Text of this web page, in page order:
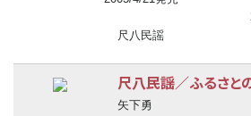
尺八民謡
尺八民謡／ふるさと
矢下勇